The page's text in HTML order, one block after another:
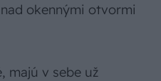
okennými otvormi
majú v sebe už